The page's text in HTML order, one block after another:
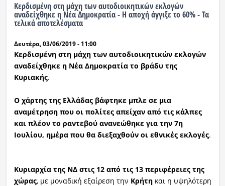
Κερδισμένη στη μάχη των αυτοδιοικητικών εκλογών
αναδείχθηκε η Νέα Δημοκρατία - Η αποχή άγγιξε το 60% - Τα
τελικά αποτελέσματα
Δευτέρα, 03/06/2019 - 11:00
Κερδισμένη στη μάχη των αυτοδιοικητικών εκλογών
αναδείχθηκε η Νέα Δημοκρατία το βράδυ της
Κυριακής.
Ο χάρτης της Ελλάδας βάφτηκε μπλε σε μια
αναμέτρηση που οι πολίτες απείχαν από τις κάλπες
και πλέον το ραντεβού ανανεώθηκε για την 7η
Ιουλίου, ημέρα που θα διεξαχθούν οι εθνικές εκλογές.
Κυριαρχία της ΝΔ στις 12 από τις 13 περιφέρειες της
χώρας, με μοναδική εξαίρεση την Κρήτηκαι η υψηλότερη